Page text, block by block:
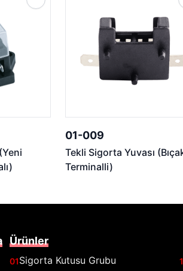
01-009
Tekli Sigorta Yuvası
Terminalli)
Ürünler
01Sigorta Kutusu Grubu